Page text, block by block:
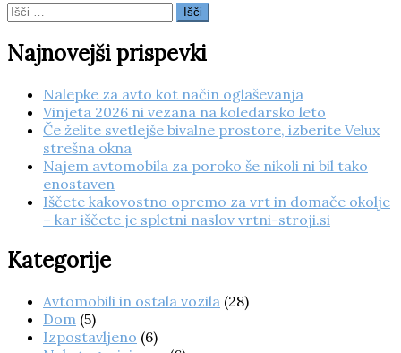
Išči:
Najnovejši prispevki
Nalepke za avto kot način oglaševanja
Vinjeta 2026 ni vezana na koledarsko leto
Če želite svetlejše bivalne prostore, izberite Velux
strešna okna
Najem avtomobila za poroko še nikoli ni bil tako
enostaven
Iščete kakovostno opremo za vrt in domače okolje
– kar iščete je spletni naslov vrtni-stroji.si
Kategorije
Avtomobili in ostala vozila (28)
Dom (5)
Izpostavljeno (6)